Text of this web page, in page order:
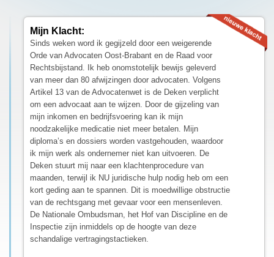
Mijn Klacht:
Sinds weken word ik gegijzeld door een weigerende
Orde van Advocaten Oost-Brabant en de Raad voor
Rechtsbijstand. Ik heb onomstotelijk bewijs geleverd
van meer dan 80 afwijzingen door advocaten. Volgens
Artikel 13 van de Advocatenwet is de Deken verplicht
om een advocaat aan te wijzen. Door de gijzeling van
mijn inkomen en bedrijfsvoering kan ik mijn
noodzakelijke medicatie niet meer betalen. Mijn
diploma’s en dossiers worden vastgehouden, waardoor
ik mijn werk als ondernemer niet kan uitvoeren. De
Deken stuurt mij naar een klachtenprocedure van
maanden, terwijl ik NU juridische hulp nodig heb om een
kort geding aan te spannen. Dit is moedwillige obstructie
van de rechtsgang met gevaar voor een mensenleven.
De Nationale Ombudsman, het Hof van Discipline en de
Inspectie zijn inmiddels op de hoogte van deze
schandalige vertragingstactieken.